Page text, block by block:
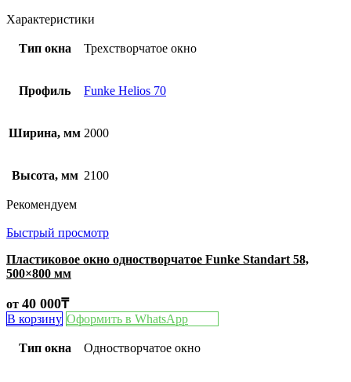
Характеристики
Тип окна Трехстворчатое окно
Профиль Funke Helios 70
Ширина, мм 2000
Высота, мм 2100
Рекомендуем
Быстрый просмотр
Пластиковое окно одностворчатое Funke Standart 58,
500×800 мм
от 40 000₸
В корзину Оформить в WhatsApp
Тип окна Одностворчатое окно